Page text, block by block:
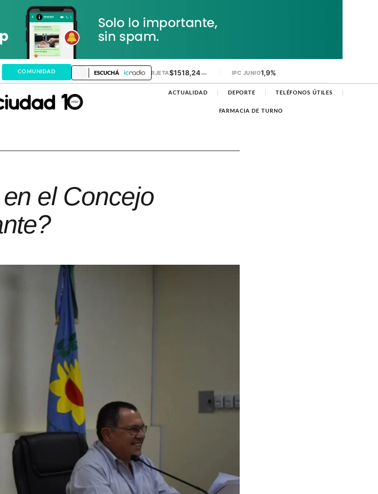
DÓLAR MEP ▬ DÓLAR TARJETA$1518,24▬ IPC JUNIO1,9%
COMUNIDAD ESCUCHÁ
ACTUALIDAD DEPORTE TELÉFONOS ÚTILES
FARMACIA DE TURNO
el Concejo